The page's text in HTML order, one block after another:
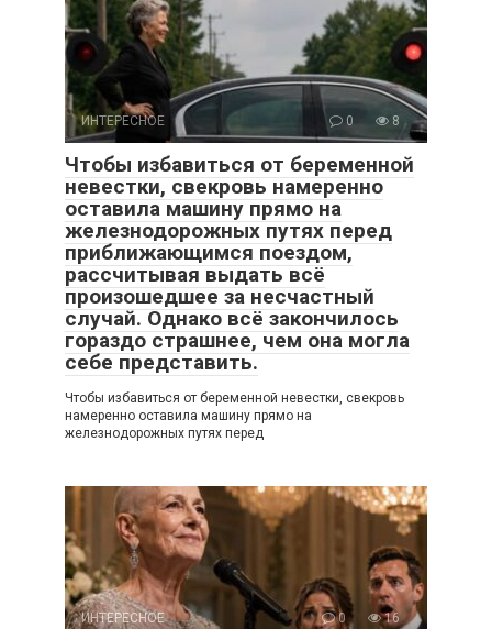
ИНТЕРЕСНОЕ 0 8
Чтобы избавиться от беременной
невестки, свекровь намеренно
оставила машину прямо на
железнодорожных путях перед
приближающимся поездом,
рассчитывая выдать всё
произошедшее за несчастный
случай. Однако всё закончилось
гораздо страшнее, чем она могла
себе представить.
Чтобы избавиться от беременной невестки, свекровь
намеренно оставила машину прямо на
железнодорожных путях перед
ИНТЕРЕСНОЕ 0 16